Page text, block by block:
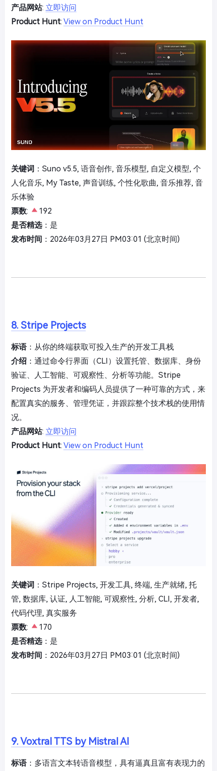
产品网站: 立即访问
Product Hunt: View on Product Hunt
关键词 ：Suno v5.5, 语音创作, 音乐模型, 自定义模型, 个
人化音乐, My Taste, 声音训练, 个性化歌曲, 音乐推荐, 音
乐体验
票数:
192
是否精选：是
发布时间 ：2026年03月27日 PM03:01 (北京时间)
8. Stripe Projects
标语：从你的终端获取可投入生产的开发工具栈
介绍 ：通过命令行界面（CLI）设置托管、数据库、身份
验证、人工智能、可观察性、分析等功能。Stripe
Projects 为开发者和编码人员提供了一种可靠的方式，来
配置真实的服务、管理凭证，并跟踪整个技术栈的使用情
况。
产品网站: 立即访问
Product Hunt: View on Product Hunt
关键词 ：Stripe Projects, 开发工具, 终端, 生产就绪, 托
管, 数据库, 认证, 人工智能, 可观察性, 分析, CLI, 开发者,
代码代理, 真实服务
票数:
170
是否精选：是
发布时间 ：2026年03月27日 PM03:01 (北京时间)
9. Voxtral TTS by Mistral AI
标语：多语言文本转语音模型，具有逼真且富有表现力的